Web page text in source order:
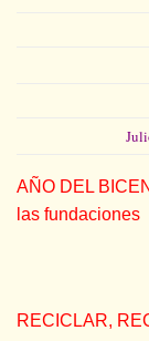
AÑO DEL
las fundaciones
RECICLAR,